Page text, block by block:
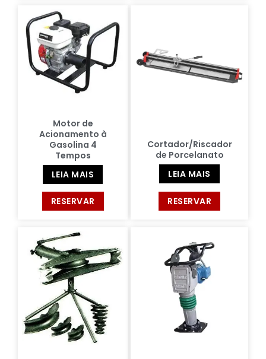
Motor de
Acionamento à
Gasolina 4
Tempos
LEIA MAIS
RESERVAR
Cortador/Riscador
de Porcelanato
LEIA MAIS
RESERVAR